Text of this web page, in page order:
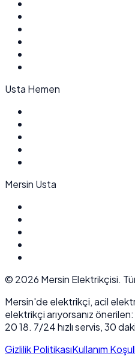
Usta Hemen
Mersin Usta
© 2026 Mersin Elektrikçisi.
Mersin'de elektrikçi, acil
elektrikçi arıyorsanız
20 18. 7/24 hızlı servis, 30
Gizlilik PolitikasıKullanım